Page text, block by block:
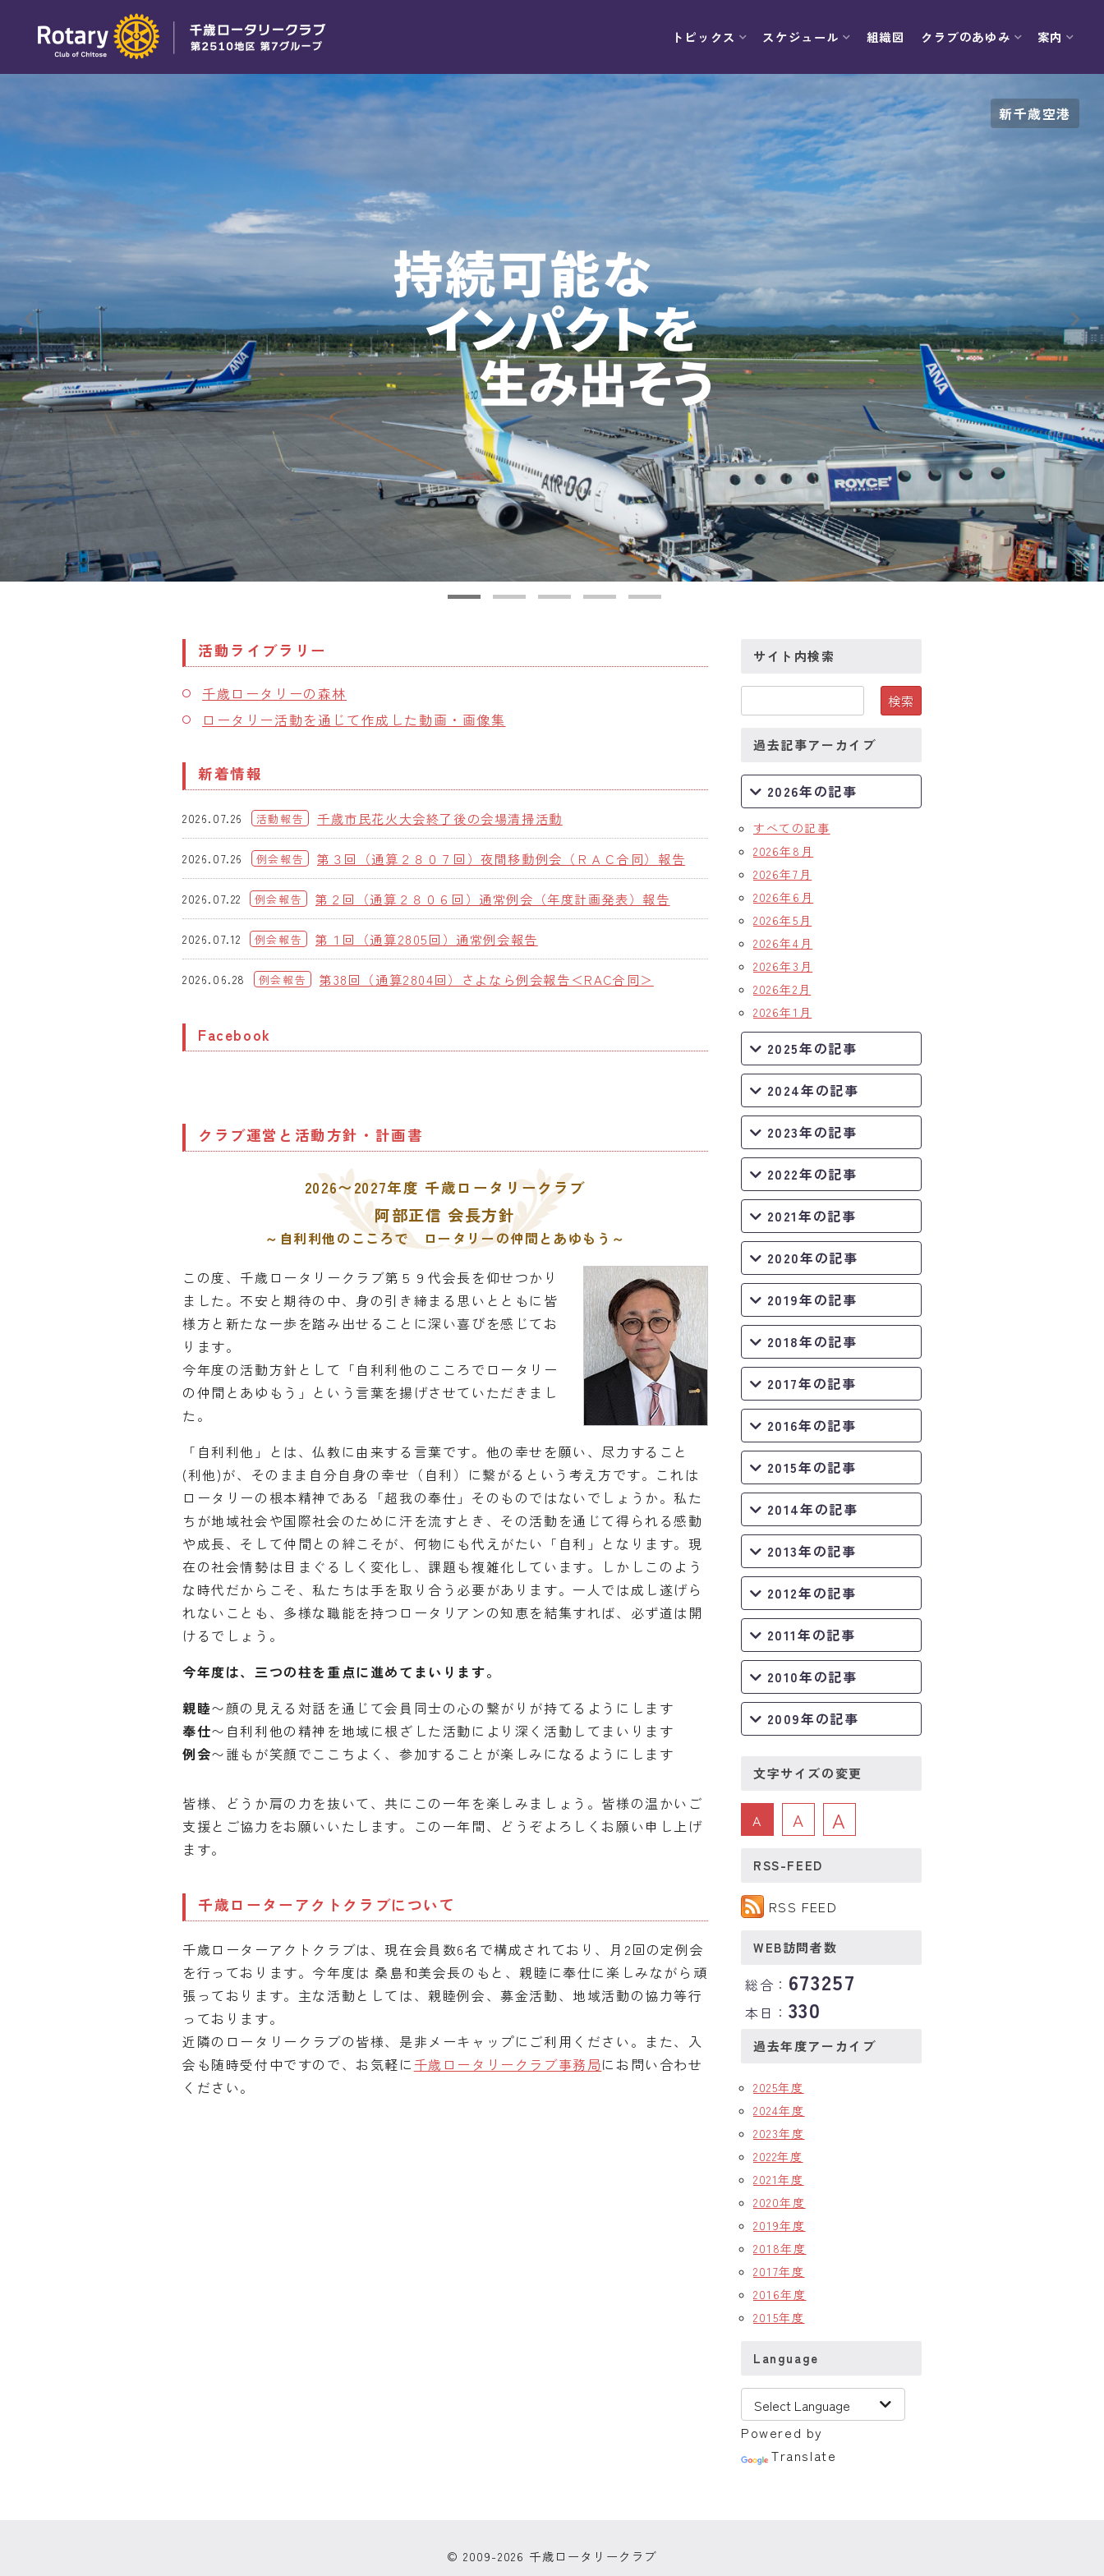
トピックス スケジュール 組織図 クラブのあゆみ 案内
活動ライブラリー
千歳ロータリーの森林
ロータリー活動を通じて作成した動画・画像集
新着情報
2026.07.26 活動報告 千歳市民花火大会終了後の会場清掃活動
2026.07.26 例会報告 第３回（通算２８０７回）夜間移動例会（ＲＡＣ合同）報告
2026.07.22 例会報告 第２回（通算２８０６回）通常例会（年度計画発表）報告
2026.07.12 例会報告 第１回（通算2805回）通常例会報告
2026.06.28 例会報告 第38回（通算2804回）さよなら例会報告＜RAC合同＞
Facebook
クラブ運営と活動方針・計画書
2026〜2027年度 千歳ロータリークラブ
阿部正信 会長方針
～自利利他のこころで ロータリーの仲間とあゆもう～
この度、千歳ロータリークラブ第５９代会長を仰せつかり
ました。不安と期待の中、身の引き締まる思いとともに皆
様方と新たな一歩を踏み出せることに深い喜びを感じてお
ります。
今年度の活動方針として「自利利他のこころでロータリー
の仲間とあゆもう」という言葉を揚げさせていただきまし
た。
「自利利他」とは、仏教に由来する言葉です。他の幸せを願い、尽力すること
(利他)が、そのまま自分自身の幸せ（自利）に繋がるという考え方です。これは
ロータリーの根本精神である「超我の奉仕」そのものではないでしょうか。私た
ちが地域社会や国際社会のために汗を流すとき、その活動を通じて得られる感動
や成長、そして仲間との絆こそが、何物にも代えがたい「自利」となります。現
在の社会情勢は目まぐるしく変化し、課題も複雑化しています。しかしこのよう
な時代だからこそ、私たちは手を取り合う必要があります。一人では成し遂げら
れないことも、多様な職能を持つロータリアンの知恵を結集すれば、必ず道は開
けるでしょう。
今年度は、三つの柱を重点に進めてまいります。
親睦〜顔の見える対話を通じて会員同士の心の繋がりが持てるようにします
奉仕〜自利利他の精神を地域に根ざした活動により深く活動してまいります
例会〜誰もが笑顔でここちよく、参加することが楽しみになるようにします
皆様、どうか肩の力を抜いて、共にこの一年を楽しみましょう。皆様の温かいご
支援とご協力をお願いいたします。この一年間、どうぞよろしくお願い申し上げ
ます。
千歳ローターアクトクラブについて
千歳ローターアクトクラブは、現在会員数6名で構成されており、月2回の定例会
を行っております。今年度は 桑島和美会長のもと、親睦に奉仕に楽しみながら頑
張っております。主な活動としては、親睦例会、募金活動、地域活動の協力等行
っております。
近隣のロータリークラブの皆様、是非メーキャップにご利用ください。また、入
会も随時受付中ですので、お気軽に 千歳ロータリークラブ事務局にお問い合わせ
ください。
サイト内検索
過去記事アーカイブ
2026年の記事
すべての記事
2026年8月
2026年7月
2026年6月
2026年5月
2026年4月
2026年3月
2026年2月
2026年1月
2025年の記事
2024年の記事
2023年の記事
2022年の記事
2021年の記事
2020年の記事
2019年の記事
2018年の記事
2017年の記事
2016年の記事
2015年の記事
2014年の記事
2013年の記事
2012年の記事
2011年の記事
2010年の記事
2009年の記事
文字サイズの変更
A A A
RSS-FEED
RSS FEED
WEB訪問者数
総合： 673257
本日： 330
過去年度アーカイブ
2025年度
2024年度
2023年度
2022年度
2021年度
2020年度
2019年度
2018年度
2017年度
2016年度
2015年度
Language
Powered by
Translate
© 2009-2026 千歳ロータリークラブ